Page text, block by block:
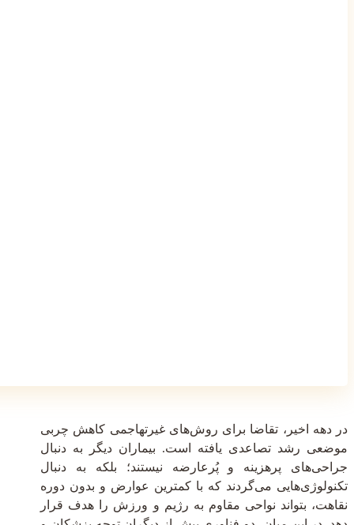
در دهه اخیر، تقاضا برای روش‌های غیرتهاجمی کاهش چربی
موضعی رشد تصاعدی یافته است. بیماران دیگر به دنبال
جراحی‌های پرهزینه و پُرعارضه نیستند؛ بلکه به دنبال
تکنولوژی‌هایی می‌گردند که با کمترین عوارض و بدون دوره
نقاهت، بتواند نواحی مقاوم به رژیم و ورزش را هدف قرار